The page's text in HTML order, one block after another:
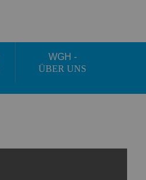
WGH -
ÜBER UNS